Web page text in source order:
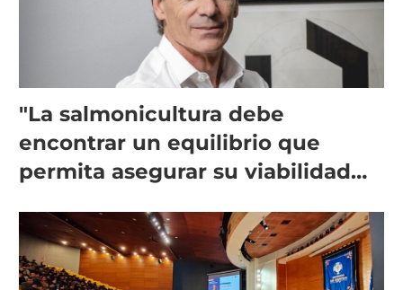
"La salmonicultura debe
encontrar un equilibrio que
permita asegurar su viabilidad